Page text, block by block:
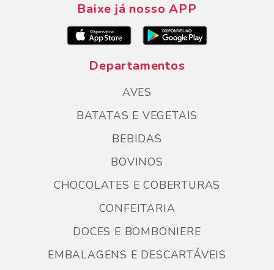
Baixe já nosso APP
Departamentos
AVES
BATATAS E VEGETAIS
BEBIDAS
BOVINOS
CHOCOLATES E COBERTURAS
CONFEITARIA
DOCES E BOMBONIERE
EMBALAGENS E DESCARTÁVEIS